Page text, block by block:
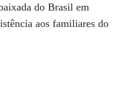
do Brasil em
aos familiares do